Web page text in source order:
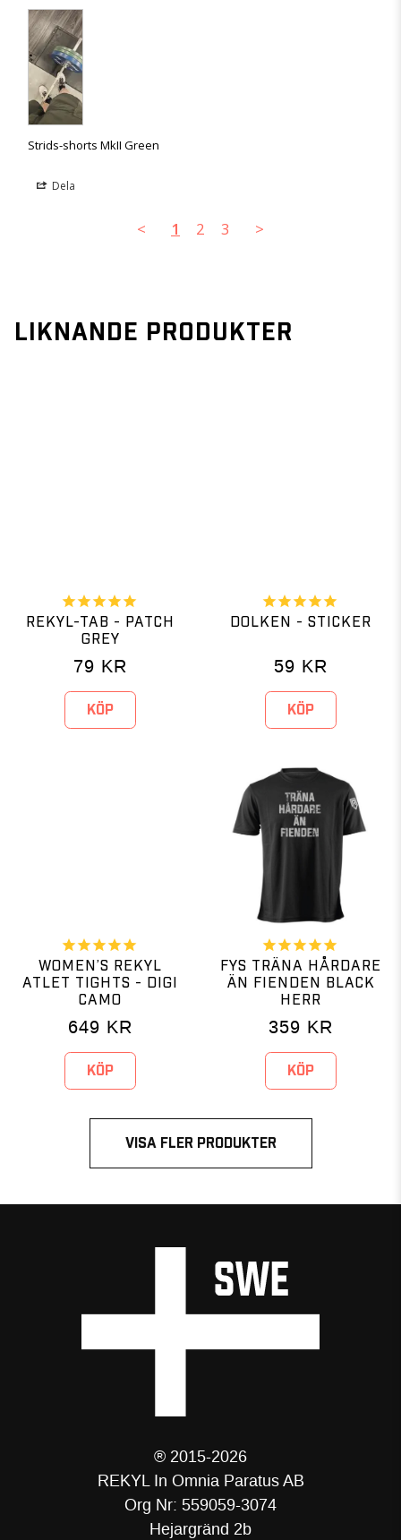
Strids-shorts MkII Green
Dela
< 1 2 3 >
LIKNANDE PRODUKTER
REKYL-TAB - PATCH
GREY
79 KR
KÖP
DOLKEN - STICKER
59 KR
KÖP
WOMEN’S REKYL
ATLET TIGHTS - DIGI
CAMO
649 KR
KÖP
FYS TRÄNA HÅRDARE
ÄN FIENDEN BLACK
HERR
359 KR
KÖP
VISA FLER PRODUKTER
® 2015-2026
REKYL In Omnia Paratus AB
Org Nr: 559059-3074
Hejargränd 2b